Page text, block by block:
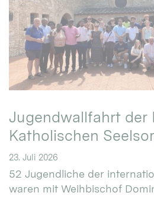
Jugendwallfahrt der
Katholischen
23. Juli 2026
52 Jugendliche der
waren mit Weihbischof